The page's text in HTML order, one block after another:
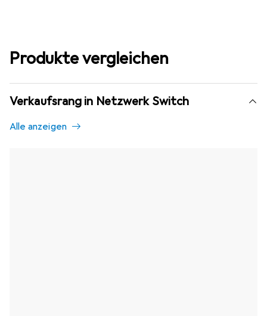
Produkte vergleichen
Verkaufsrang in Netzwerk Switch
Alle anzeigen